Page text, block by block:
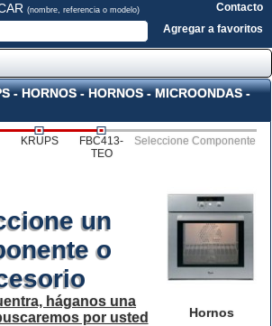
(nombre, referencia o modelo)
Contacto
Agregar a favoritos
- HORNOS - HORNOS - MICROONDAS -
KRUPS
FBC413-
TEO
Seleccione Componente
Hornos
un
o
háganos una
por usted